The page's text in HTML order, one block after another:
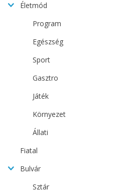
Életmód
Program
Egészség
Sport
Gasztro
Játék
Környezet
Állati
Fiatal
Bulvár
Sztár